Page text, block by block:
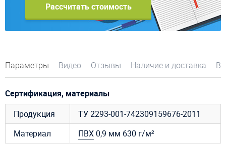
Рассчитать стоимость
Параметры Видео Отзывы Наличие и доставка
Сертификация, материалы
Продукция
ТУ 2293-001-742309159676-2011
Материал
ПВХ0,9 мм 630 г/м²